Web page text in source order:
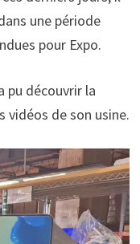
une période
pour Expo.
pu découvrir la
vidéos de son usine.